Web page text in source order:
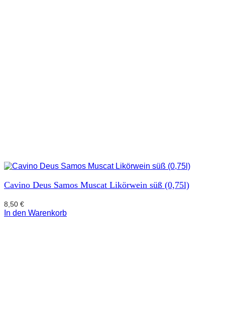
Cavino Deus Samos Muscat Likörwein süß (0,75l)
8,50 €
In den Warenkorb